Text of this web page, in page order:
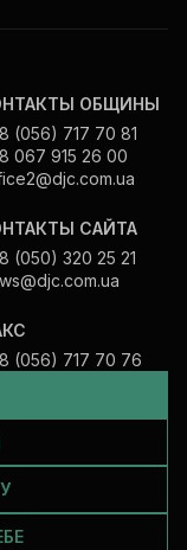
ОБЩИНЫ
(056) 717 70 81
067 915 26 00
САЙТА
(050) 320 25 21
(056) 717 70 76